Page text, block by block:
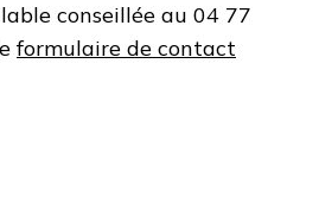
conseillée au 04 77
formulaire de contact